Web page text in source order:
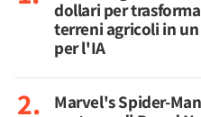
dollari per
terreni agricoli in
per l'IA
Marvel's Spider-